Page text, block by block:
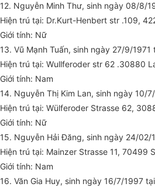
12. Nguyễn Minh Thư, sinh ngày 08/8/
Hiện trú tại: Dr.Kurt-Henbert str .109,
Giới tính: Nữ
13. Vũ Mạnh Tuấn, sinh ngày 27/9/1971
Hiện trú tại: Wullferoder str 62 .30880
Giới tính: Nam
14. Nguyễn Thị Kim Lan, sinh ngày 10/
Hiện trú tại: Wülferoder Strasse 62,
Giới tính: Nữ
15. Nguyễn Hải Đăng, sinh ngày 24/02/
Hiện trú tại: Mainzer Strasse 11, 70499
Giới tính: Nam
16. Văn Gia Huy, sinh ngày 16/7/1997